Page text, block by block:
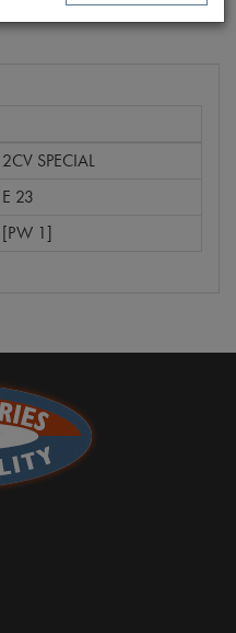
2CV SPECIAL
E 23
[PW 1]